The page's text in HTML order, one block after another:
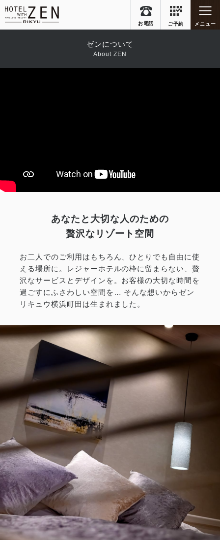
ゼンについて
About ZEN
あなたと大切な人のための
贅沢なリゾート空間
お二人でのご利用はもちろん、ひとりでも自由に使
える場所に。レジャーホテルの枠に留まらない、贅
沢なサービスとデザインを。お客様の大切な時間を
過ごすにふさわしい空間を… そんな想いからゼン
リキュウ横浜町田は生まれました。